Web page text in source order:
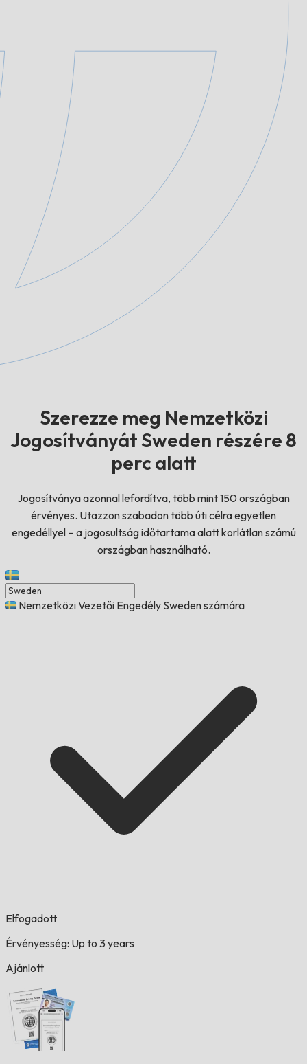
Szerezze meg Nemzetközi
Jogosítványát Sweden részére 8
perc alatt
Jogosítványa azonnal lefordítva, több mint 150 országban
érvényes. Utazzon szabadon több úti célra egyetlen
engedéllyel – a jogosultság időtartama alatt korlátlan számú
országban használható.
Nemzetközi Vezetői Engedély Sweden számára
Elfogadott
Érvényesség: Up to 3 years
Ajánlott